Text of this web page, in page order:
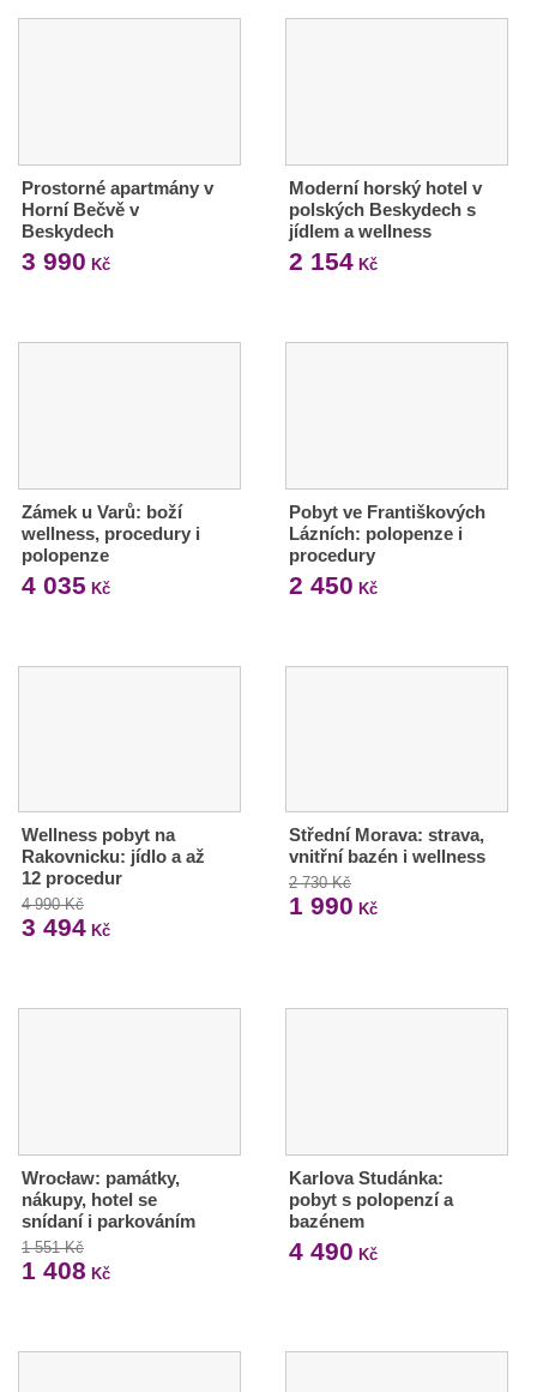
Prostorné apartmány v
Horní Bečvě v
Beskydech
3 990 Kč
Moderní horský hotel v
polských Beskydech s
jídlem a wellness
2 154Kč
Zámek u Varů: boží
wellness, procedury i
polopenze
4 035 Kč
Pobyt ve Františkových
Lázních: polopenze i
procedury
2 450 Kč
Wellness pobyt na
Rakovnicku: jídlo a až
12 procedur
4 990 Kč
3 494 Kč
Střední Morava: strava,
vnitřní bazén i wellness
2 730 Kč
1 990 Kč
Wrocław: památky,
nákupy, hotel se
snídaní i parkováním
1 551 Kč
1 408 Kč
Karlova Studánka:
pobyt s polopenzí a
bazénem
4 490 Kč